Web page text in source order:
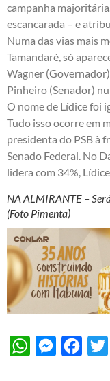
campanha
escancarada – e
Numa das vias mais
Tamandaré, só
Wagner
Pinheiro (Senador)
O nome de Lídice foi
Tudo isso ocorre em
presidenta do PSB à
Senado Federal. No
lidera com 34%,
NA ALMIRANTE –
(Foto Pimenta)
WhatsAppMessenger